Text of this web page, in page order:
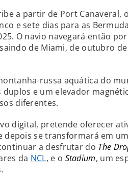
a partir de Port Canaveral, o
e sete dias para as
O navio navegará então
de Miami, de outubro de
russa aquática do
e um elevador
diferentes.
digital, pretende oferecer
se transformará em
a desfrutar do The
da NCL, e o Stadium, um